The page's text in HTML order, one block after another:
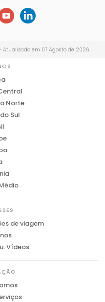
Atualizado em 07 Agosto de 2026.
Norte
Sul
de viagem
Vídeos